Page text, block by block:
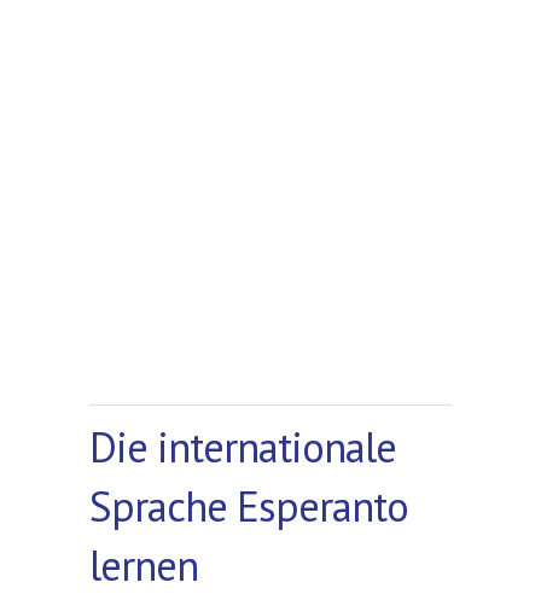
Die internationale
Sprache Esperanto
lernen